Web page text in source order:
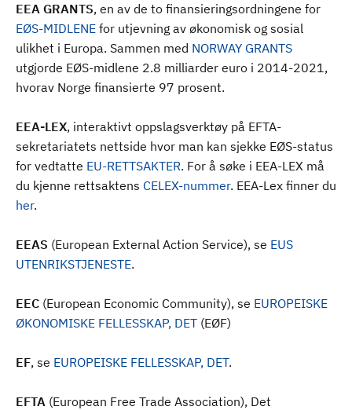
EEA GRANTS, en av de to finansieringsordningene for
EØS-MIDLENE for utjevning av økonomisk og sosial
ulikhet i Europa. Sammen med NORWAY GRANTS
utgjorde EØS-midlene 2.8 milliarder euro i 2014-2021,
hvorav Norge finansierte 97 prosent.
EEA-LEX, interaktivt oppslagsverktøy på EFTA-
sekretariatets nettside hvor man kan sjekke EØS-status
for vedtatte EU-RETTSAKTER. For å søke i EEA-LEX må
du kjenne rettsaktens CELEX-nummer. EEA-Lex finner du
her.
EEAS (European External Action Service), se EUS
UTENRIKSTJENESTE.
EEC (European Economic Community), se EUROPEISKE
ØKONOMISKE FELLESSKAP, DET (EØF)
EF, se EUROPEISKE FELLESSKAP, DET.
EFTA (European Free Trade Association), Det